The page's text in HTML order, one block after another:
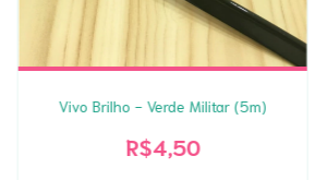
Vivo Brilho - Verde Militar (5m)
R$4,50